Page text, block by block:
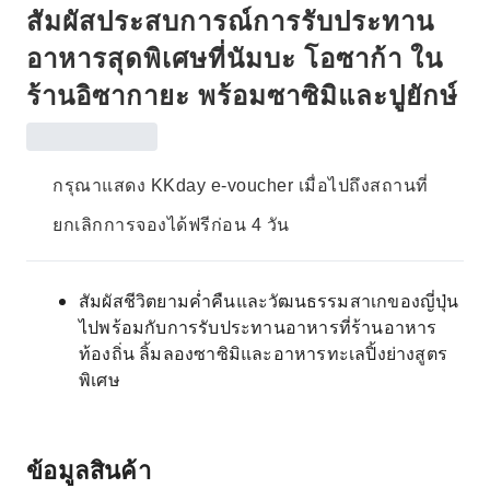
สัมผัสประสบการณ์การรับประทาน
อาหารสุดพิเศษที่นัมบะ โอซาก้า ใน
ร้านอิซากายะ พร้อมซาซิมิและปูยักษ์
กรุณาแสดง KKday e-voucher เมื่อไปถึงสถานที่
ยกเลิกการจองได้ฟรีก่อน 4 วัน
สัมผัสชีวิตยามค่ำคืนและวัฒนธรรมสาเกของญี่ปุ่น
ไปพร้อมกับการรับประทานอาหารที่ร้านอาหาร
ท้องถิ่น ลิ้มลองซาซิมิและอาหารทะเลปิ้งย่างสูตร
พิเศษ
ข้อมูลสินค้า